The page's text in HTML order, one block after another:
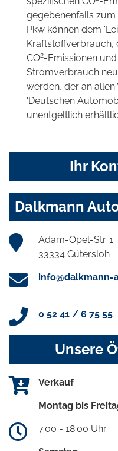
gegebenenfalls
Pkw können dem
Kraftstoffverbrauch,
CO2-Emissionen
Stromverbrauch
werden, der an
'Deutschen
unentgeltlich
Ihr
Dalkmann
Adam-Opel-Str. 1
33334 Gütersloh
0 52 41 / 6 75 55
Unsere
Verkauf
Montag bis
7.00 - 18.00 Uhr